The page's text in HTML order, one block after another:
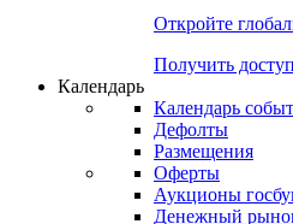
Откройте
Получить доступ
Календарь
Календарь
Дефолты
Размещения
Оферты
Аукционы
Денежный